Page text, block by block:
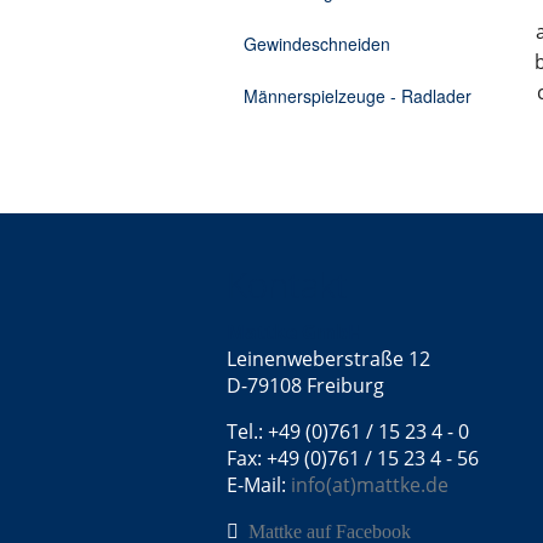
Gewindeschneiden
Männerspielzeuge - Radlader
Leinenweberstraße 12
D-79108 Freiburg
Tel.: +49 (0)761 / 15 23 4 - 0
Fax: +49 (0)761 / 15 23 4 - 56
E-Mail: info(at)mattke.de
Mattke auf Facebook